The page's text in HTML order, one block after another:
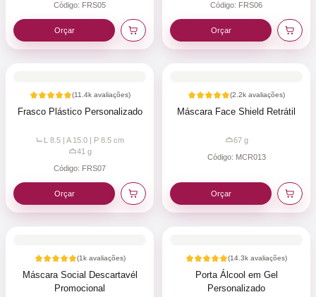
Código: FRS05
Orçar
Código: FRS06
Orçar
(11.4kavaliações)
Frasco Plástico Personalizado
L 8.5 | A 15.0 | P 8.5 cm
41 g
Código: FRS07
Orçar
(2.2k avaliações)
Máscara Face Shield Retrátil
67g
Código: MCR013
Orçar
(1kavaliações)
Máscara Social Descartavél
Promocional
(14.3k avaliações)
Porta Álcool em Gel
Personalizado